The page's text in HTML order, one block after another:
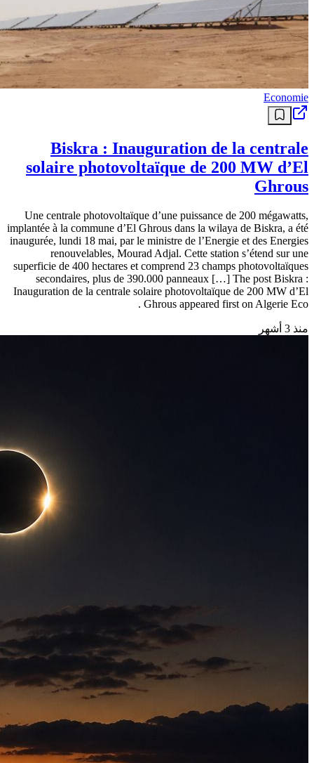
Economie
Biskra : Inauguration de la centrale
solaire photovoltaïque de 200 MW d’El
Ghrous
Une centrale photovoltaïque d’une puissance de 200 mégawatts,
implantée à la commune d’El Ghrous dans la wilaya de Biskra, a été
inaugurée, lundi 18 mai, par le ministre de l’Energie et des Energies
renouvelables, Mourad Adjal. Cette station s’étend sur une
superficie de 400 hectares et comprend 23 champs photovoltaïques
secondaires, plus de 390.000 panneaux […] The post Biskra :
Inauguration de la centrale solaire photovoltaïque de 200 MW d’El
Ghrous appeared first on Algerie Eco .
منذ 3 أشهر